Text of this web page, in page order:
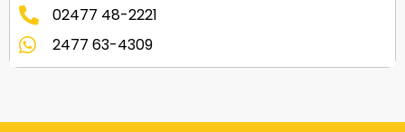
02477 48-2221
2477 63-4309